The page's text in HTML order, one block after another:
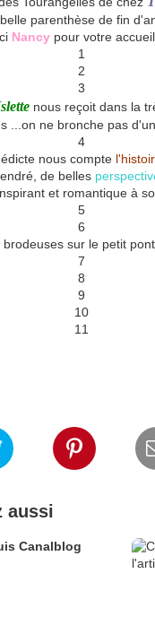
parenthèse de fin
Nancy pour votre accueil
nous reçoit dans la
...on ne bronche pas d'un
nous compte
de belles
et romantique à
brodeuses sur le petit
aussi
Article publié depuis Canalblog